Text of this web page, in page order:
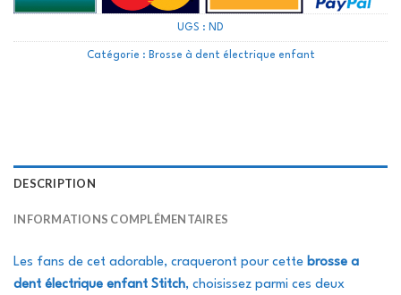
UGS : ND
Catégorie : Brosse à dent électrique enfant
DESCRIPTION
INFORMATIONS COMPLÉMENTAIRES
Les fans de cet adorable, craqueront pour cette brosse a
dent électrique enfant Stitch, choisissez parmi ces deux